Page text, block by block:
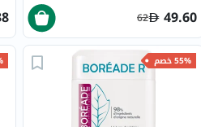
49.60
62
55% خصم